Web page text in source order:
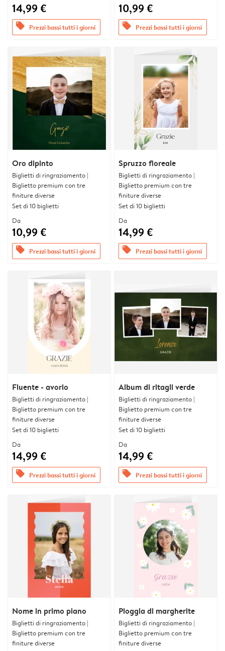
14,99 €
offers Prezzi bassi tutti i giorni
10,99 €
offers Prezzi bassi tutti i giorni
Oro dipinto
Biglietti di ringraziamento |
Biglietto premium con tre
finiture diverse
Set di 10 biglietti
Da
10,99 €
offers Prezzi bassi tutti i giorni
Spruzzo floreale
Biglietti di ringraziamento |
Biglietto premium con tre
finiture diverse
Set di 10 biglietti
Da
14,99 €
offers Prezzi bassi tutti i giorni
Fluente - avorio
Biglietti di ringraziamento |
Biglietto premium con tre
finiture diverse
Set di 10 biglietti
Da
14,99 €
offers Prezzi bassi tutti i giorni
Album di ritagli verde
Biglietti di ringraziamento |
Biglietto premium con tre
finiture diverse
Set di 10 biglietti
Da
14,99 €
offers Prezzi bassi tutti i giorni
Nome in primo piano
Biglietti di ringraziamento |
Biglietto premium con tre
finiture diverse
Pioggia di margherite
Biglietti di ringraziamento |
Biglietto premium con tre
finiture diverse